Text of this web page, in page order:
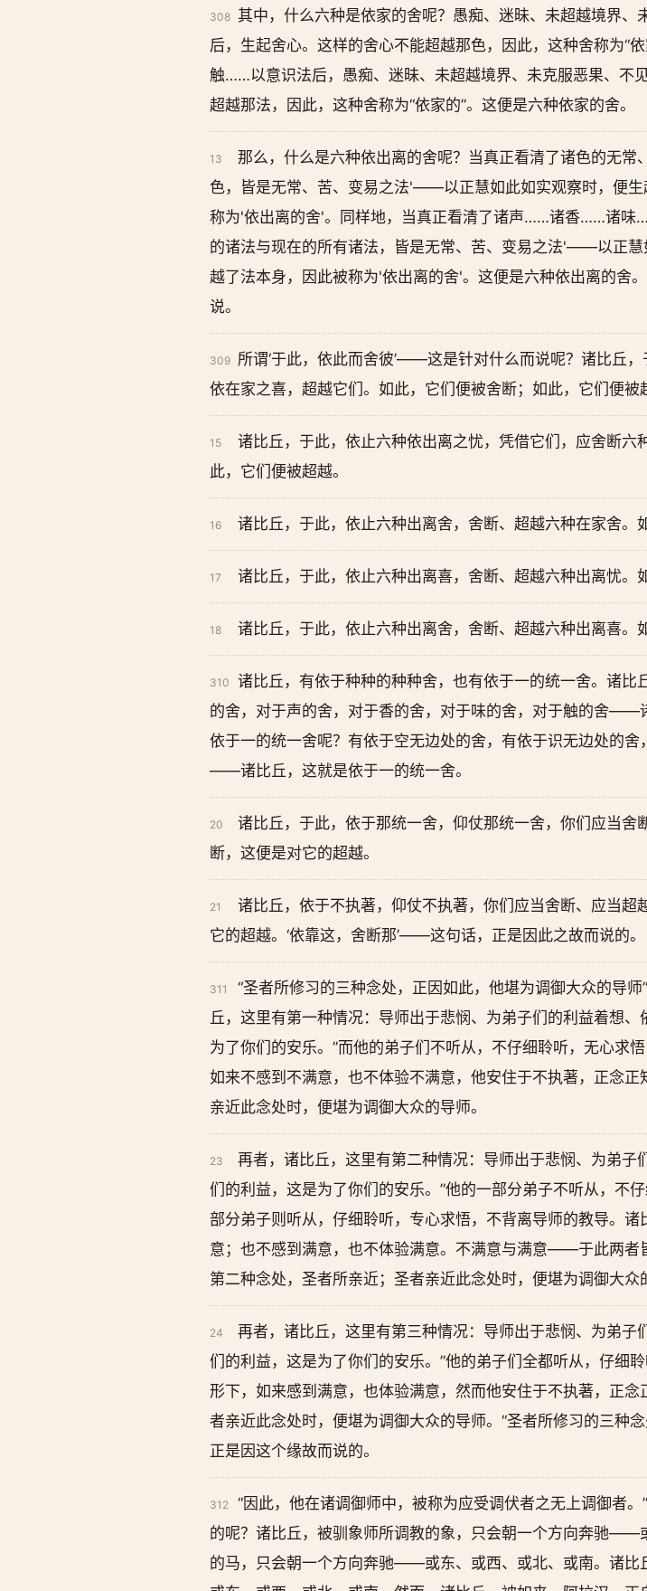
308 其中，什么六种是依家的舍呢？愚痴、迷昧、未超越境界
后，生起舍心。这样的舍心不能超越那色，因此，这种舍称为
触……以意识法后，愚痴、迷昧、未超越境界、未克服恶果、不
超越那法，因此，这种舍称为“依家的”。这便是六种依家的舍。
13
那么，什么是六种依出离的舍呢？当真正看清了诸色的无
色，皆是无常、苦、变易之法'——以正慧如此如实观察时，便
称为'依出离的舍'。同样地，当真正看清了诸声……诸香……诸
的诸法与现在的所有诸法，皆是无常、苦、变易之法'——以正
越了法本身，因此被称为'依出离的舍'。这便是六种依出离的舍
说。
309 所谓‘于此，依此而舍彼’——这是针对什么而说呢？诸比丘
依在家之喜，超越它们。如此，它们便被舍断；如此，它们便被
15
诸比丘，于此，依止六种依出离之忧，凭借它们，应舍断
此，它们便被超越。
16 诸比丘，于此，依止六种出离舍，舍断、超越六种在家舍。
17 诸比丘，于此，依止六种出离喜，舍断、超越六种出离忧。
18 诸比丘，于此，依止六种出离舍，舍断、超越六种出离喜。
310
诸比丘，有依于种种的种种舍，也有依于一的统一舍。诸
的舍，对于声的舍，对于香的舍，对于味的舍，对于触的舍——
依于一的统一舍呢？有依于空无边处的舍，有依于识无边处的
——诸比丘，这就是依于一的统一舍。
20
诸比丘，于此，依于那统一舍，仰仗那统一舍，你们应当
断，这便是对它的超越。
21
诸比丘，依于不执著，仰仗不执著，你们应当舍断、应当
它的超越。‘依靠这，舍断那’——这句话，正是因此之故而说的。
311
“圣者所修习的三种念处，正因如此，他堪为调御大众的导
丘，这里有第一种情况：导师出于悲悯、为弟子们的利益着想
为了你们的安乐。”而他的弟子们不听从，不仔细聆听，无心求
如来不感到不满意，也不体验不满意，他安住于不执著，正念
亲近此念处时，便堪为调御大众的导师。
23
再者，诸比丘，这里有第二种情况：导师出于悲悯、为弟
们的利益，这是为了你们的安乐。”他的一部分弟子不听从，不
部分弟子则听从，仔细聆听，专心求悟，不背离导师的教导。
意；也不感到满意，也不体验满意。不满意与满意——于此两者
第二种念处，圣者所亲近；圣者亲近此念处时，便堪为调御大众
24
再者，诸比丘，这里有第三种情况：导师出于悲悯、为弟
们的利益，这是为了你们的安乐。”他的弟子们全都听从，仔细
形下，如来感到满意，也体验满意，然而他安住于不执著，正
者亲近此念处时，便堪为调御大众的导师。“圣者所修习的三种
正是因这个缘故而说的。
312
“因此，他在诸调御师中，被称为应受调伏者之无上调御者
的呢？诸比丘，被驯象师所调教的象，只会朝一个方向奔驰——
的马，只会朝一个方向奔驰——或东、或西、或北、或南。诸